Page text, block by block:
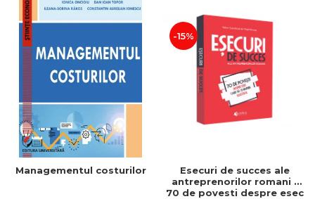
Managementul costurilor
-15%
Esecuri de succes ale
antreprenorilor romani -
70 de povesti despre esec